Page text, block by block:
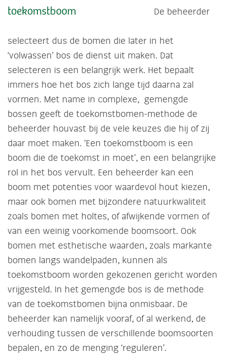
toekomstboom
De beheerder
selecteert dus de bomen die later in het
‘volwassen’ bos de dienst uit maken. Dat
selecteren is een belangrijk werk. Het bepaalt
immers hoe het bos zich lange tijd daarna zal
vormen. Met name in complexe, gemengde
bossen geeft de toekomstbomen-methode de
beheerder houvast bij de vele keuzes die hij of zij
daar moet maken. ‘Een toekomstboom is een
boom die de toekomst in moet’, en een belangrijke
rol in het bos vervult. Een beheerder kan een
boom met potenties voor waardevol hout kiezen,
maar ook bomen met bijzondere natuurkwaliteit
zoals bomen met holtes, of afwijkende vormen of
van een weinig voorkomende boomsoort. Ook
bomen met esthetische waarden, zoals markante
bomen langs wandelpaden, kunnen als
toekomstboom worden gekozenen gericht worden
vrijgesteld. In het gemengde bos is de methode
van de toekomstbomen bijna onmisbaar. De
beheerder kan namelijk vooraf, of al werkend, de
verhouding tussen de verschillende boomsoorten
bepalen, en zo de menging ‘reguleren’.